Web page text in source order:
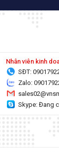
Nhân viên kinh
SĐT:
Zalo:
Skype: Đang